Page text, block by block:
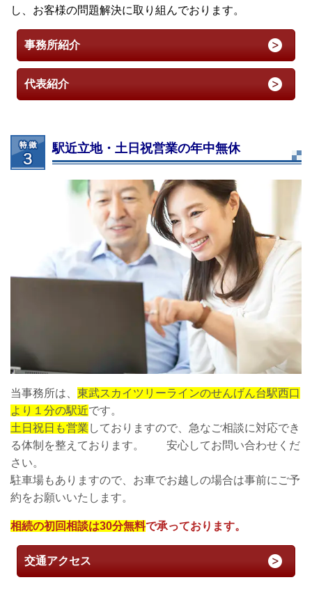
し、お客様の問題解決に取り組んでおります。
事務所紹介
代表紹介
駅近立地・土日祝営業の年中無休
当事務所は、 東武スカイツリーラインのせんげん台駅西口
より１分の駅近です。
土日祝日も営業 しておりますので、急なご相談に対応でき
る体制を整えております。 安心してお問い合わせくだ
さい。
駐車場もありますので、お車でお越しの場合は事前にご予
約をお願いいたします。
相続の初回相談は30分無料で承っております。
交通アクセス